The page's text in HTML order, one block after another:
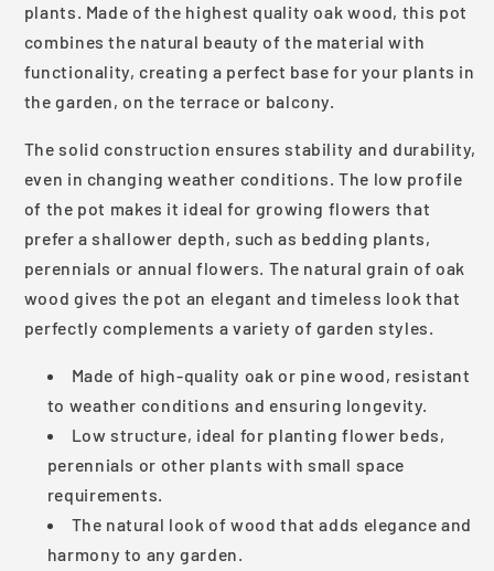
plants. Made of the highest quality oak wood, this pot
combines the natural beauty of the material with
functionality, creating a perfect base for your plants in
the garden, on the terrace or balcony.
The solid construction ensures stability and durability,
even in changing weather conditions. The low profile
of the pot makes it ideal for growing flowers that
prefer a shallower depth, such as bedding plants,
perennials or annual flowers. The natural grain of oak
wood gives the pot an elegant and timeless look that
perfectly complements a variety of garden styles.
Made of high-quality oak or pine wood, resistant
to weather conditions and ensuring longevity.
Low structure, ideal for planting flower beds,
perennials or other plants with small space
requirements.
The natural look of wood that adds elegance and
harmony to any garden.